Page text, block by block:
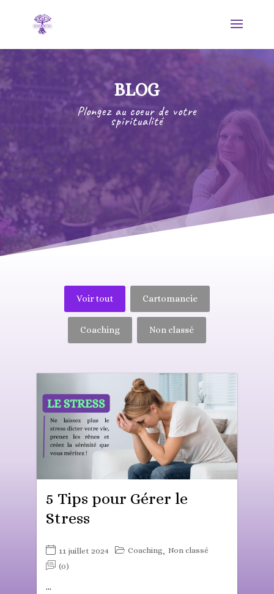
BLOG
Plongez au coeur de votre
spiritualité
Voir tout Cartomancie
Coaching Non classé
5 Tips pour Gérer le
Stress
11 juillet 2024 Coaching, Non classé
(0)
...